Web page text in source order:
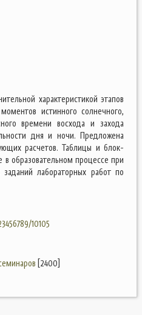
характеристикой этапов
истинного солнечного,
времени восхода и захода
дня и ночи. Предложена
расчетов. Таблицы и блок-
образовательном процессе при
лабораторных работ по
10105
[2400]